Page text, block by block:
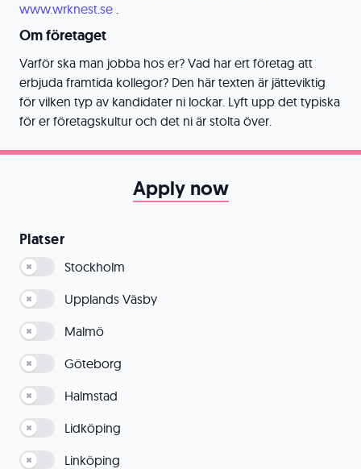
www.wrknest.se .
Om företaget
Varför ska man jobba hos er? Vad har ert företag att
erbjuda framtida kollegor? Den här texten är jätteviktig
för vilken typ av kandidater ni lockar. Lyft upp det typiska
för er företagskultur och det ni är stolta över.
Apply now
Platser
Stockholm
Upplands Väsby
Malmö
Göteborg
Halmstad
Lidköping
Linköping